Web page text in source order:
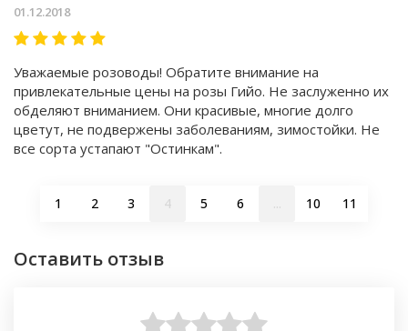
01.12.2018
Уважаемые розоводы! Обратите внимание на
привлекательные цены на розы Гийо. Не заслуженно их
обделяют вниманием. Они красивые, многие долго
цветут, не подвержены заболеваниям, зимостойки. Не
все сорта устапают "Остинкам".
1 2 3 4 5 6 ... 10 11
Оставить отзыв